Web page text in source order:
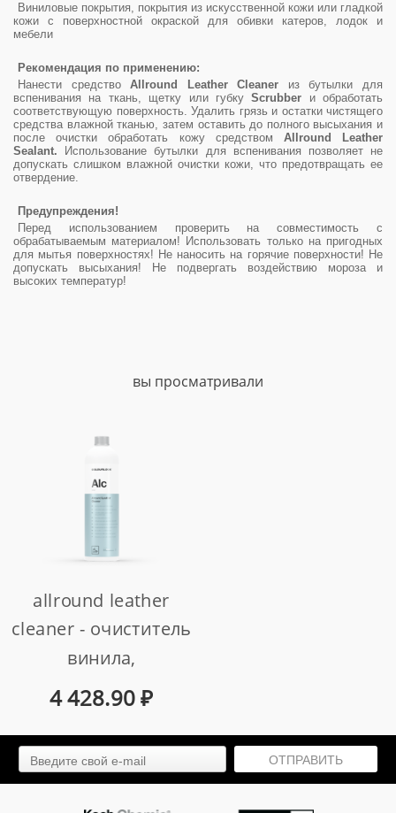
Виниловые покрытия, покрытия из искусственной кожи или гладкой
кожи с поверхностной окраской для обивки катеров, лодок и
мебели
Рекомендация по применению:
Нанести средствоAllround Leather Cleaner из бутылки для
вспенивания на ткань, щетку или губкуScrubber и обработать
соответствующую поверхность. Удалить грязь и остатки чистящего
средства влажной тканью, затем оставить до полного высыхания и
после очистки обработать кожу средством Allround Leather
Sealant. Использование бутылки для вспенивания позволяет не
допускать слишком влажной очистки кожи, что предотвращать ее
отвердение.
Предупреждения!
Перед использованием проверить на совместимость с
обрабатываемым материалом! Использовать только на пригодных
для мытья поверхностях! Не наносить на горячие поверхности! Не
допускать высыхания! Не подвергать воздействию мороза и
высоких температур!
вы просматривали
allround leather
cleaner - очиститель
винила,
искусственной и
для катеров и лодок
(1 л)
4 428.90₽
ОТПРАВИТЬ